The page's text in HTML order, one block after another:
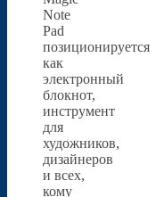
Note
Pad
позиционируется
как
электронный
блокнот,
инструмент
для
художников,
дизайнеров
и всех,
кому